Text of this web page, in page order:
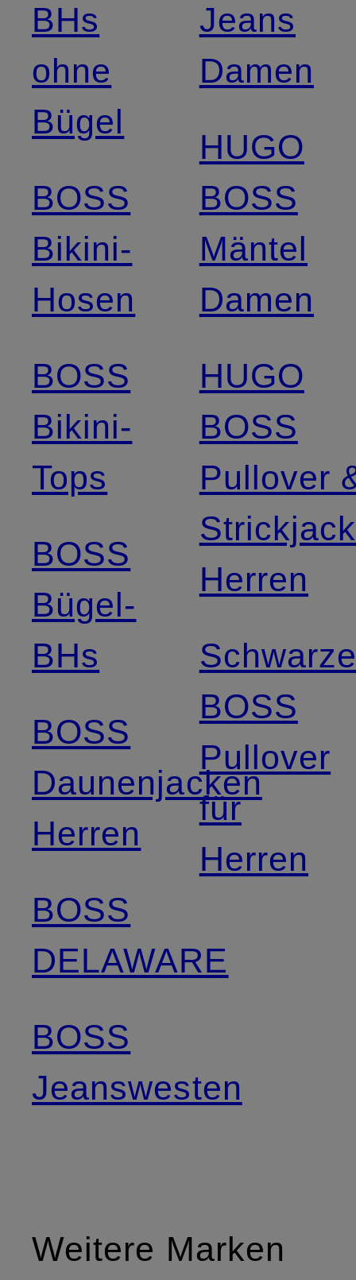
BHs
ohne
Bügel
BOSS
Bikini-
Hosen
BOSS
Bikini-
Tops
BOSS
Bügel-
BHs
BOSS
Daunenjacken
Herren
BOSS
DELAWARE
BOSS
Jeanswesten
Jeans
Damen
HUGO
BOSS
Mäntel
Damen
HUGO
BOSS
Pullover
Herren
BOSS
Pullover
für
Herren
Weitere Marken